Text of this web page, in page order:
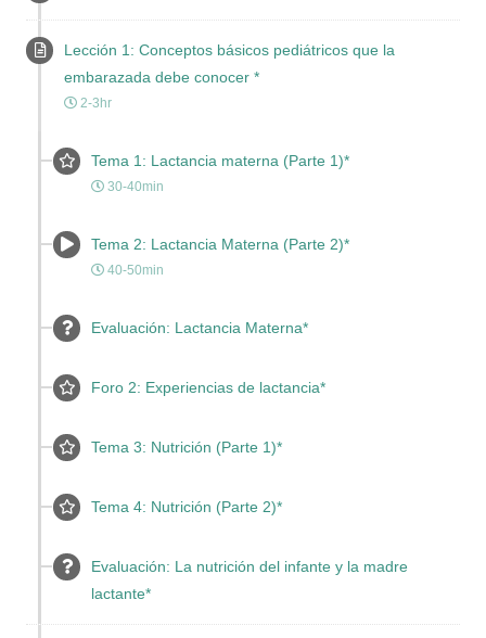
Lección 1: Conceptos básicos pediátricos que la
embarazada debe conocer *
2-3hr
Tema 1: Lactancia materna (Parte 1)*
30-40min
Tema 2: Lactancia Materna (Parte 2)*
40-50min
Evaluación: Lactancia Materna*
Foro 2: Experiencias de lactancia*
Tema 3: Nutrición (Parte 1)*
Tema 4: Nutrición (Parte 2)*
Evaluación: La nutrición del infante y la madre
lactante*